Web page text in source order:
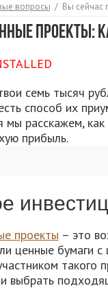
вопросы / Вы сейчас
проекты:
семь тысяч
способ их
мы расскажем,
прибыль.
проекты – это
ценные бумаги
такого
выбрать